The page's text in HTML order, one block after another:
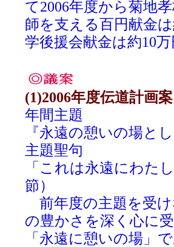
て2006年度から菊地
師を支える百円献金
学後援会献金は約10
(1)2006年度伝道計画
年間主題
『永遠の憩いの場と
主題聖句
「これは永遠にわた
節）
前年度の主題を受
の豊かさを深く心に
「永遠に憩いの場」